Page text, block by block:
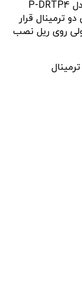
پارتیشن ترمینال پیچی دوطبقه سایز 4 رعد مدل P-DRTP4
زیر بین دو ترمینال قرار
روی ریل نصب